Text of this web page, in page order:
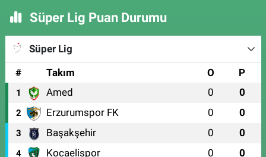
Süper Lig Puan Durumu
Süper Lig
#
Takım O P
1 Amed 0 0
2 Erzurumspor FK 0 0
3 Başakşehir 0 0
4 Kocaelispor 0 0